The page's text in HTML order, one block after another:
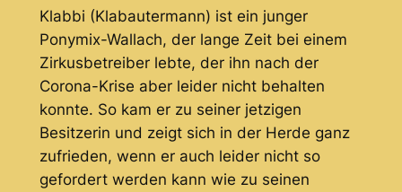
Klabbi (Klabautermann) ist ein junger
Ponymix-Wallach, der lange Zeit bei einem
Zirkusbetreiber lebte, der ihn nach der
Corona-Krise aber leider nicht behalten
konnte. So kam er zu seiner jetzigen
Besitzerin und zeigt sich in der Herde ganz
zufrieden, wenn er auch leider nicht so
gefordert werden kann wie zu seinen